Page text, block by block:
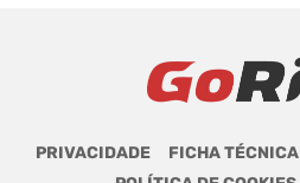
PRIVACIDADE FICHA TÉCNICA